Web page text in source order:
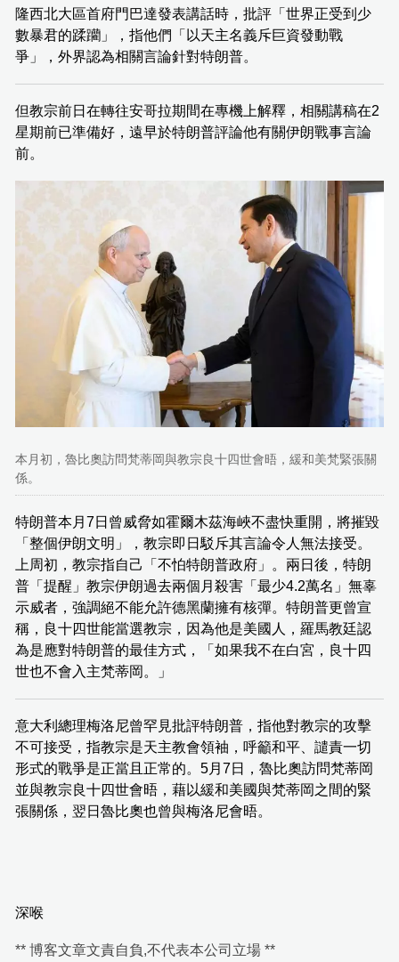
隆西北大區首府門巴達發表講話時，批評「世界正受到少
數暴君的蹂躪」，指他們「以天主名義斥巨資發動戰
爭」，外界認為相關言論針對特朗普。
但教宗前日在轉往安哥拉期間在專機上解釋，相關講稿在2
星期前已準備好，遠早於特朗普評論他有關伊朗戰事言論
前。
本月初，魯比奧訪問梵蒂岡與教宗良十四世會晤，緩和美梵緊張關
係。
特朗普本月7日曾威脅如霍爾木茲海峽不盡快重開，將摧毀
「整個伊朗文明」，教宗即日駁斥其言論令人無法接受。
上周初，教宗指自己「不怕特朗普政府」。兩日後，特朗
普「提醒」教宗伊朗過去兩個月殺害「最少4.2萬名」無辜
示威者，強調絕不能允許德黑蘭擁有核彈。特朗普更曾宣
稱，良十四世能當選教宗，因為他是美國人，羅馬教廷認
為是應對特朗普的最佳方式，「如果我不在白宮，良十四
世也不會入主梵蒂岡。」
意大利總理梅洛尼曾罕見批評特朗普，指他對教宗的攻擊
不可接受，指教宗是天主教會領袖，呼籲和平、譴責一切
形式的戰爭是正當且正常的。5月7日，魯比奧訪問梵蒂岡
並與教宗良十四世會晤，藉以緩和美國與梵蒂岡之間的緊
張關係，翌日魯比奧也曾與梅洛尼會晤。
深喉
** 博客文章文責自負,不代表本公司立場 **